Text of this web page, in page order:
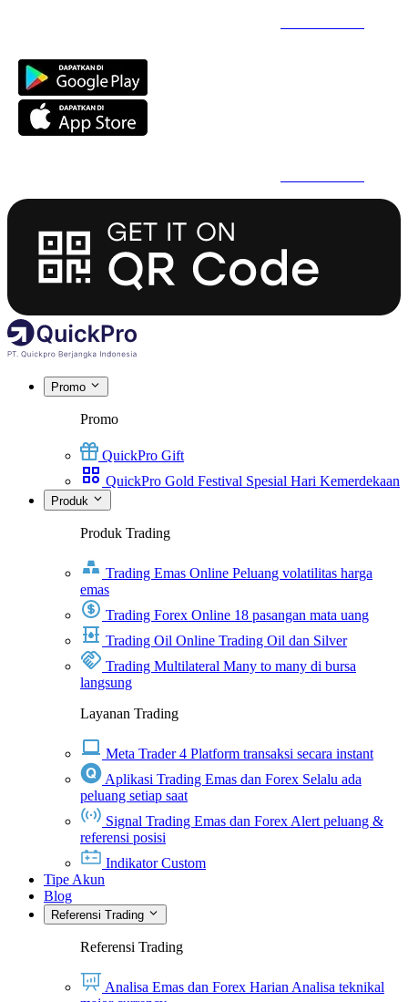
Promo
Promo
QuickPro Gift
QuickPro Gold Festival Spesial Hari Kemerdekaan
Produk
Produk Trading
Trading Emas Online Peluang volatilitas harga
emas
Trading Forex Online 18 pasangan mata uang
Trading Oil Online Trading Oil dan Silver
Trading Multilateral Many to many di bursa
langsung
Layanan Trading
Meta Trader 4 Platform transaksi secara instant
Aplikasi Trading Emas dan Forex Selalu ada
peluang setiap saat
Signal Trading Emas dan Forex Alert peluang &
referensi posisi
Indikator Custom
Tipe Akun
Blog
Referensi Trading
Referensi Trading
Analisa Emas dan Forex Harian Analisa teknikal